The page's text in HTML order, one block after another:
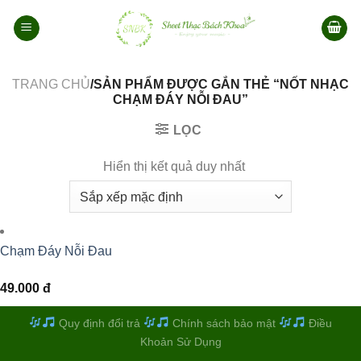
qua
TRANG CHỦ/SẢN PHẨM ĐƯỢC GẮN THẺ “NỐT NHẠC
CHẠM ĐÁY NỖI ĐAU”
LỌC
Hiển thị kết quả duy nhất
Chạm Đáy Nỗi Đau
49.000 đ
Quy định đổi trả Chính sách bảo mật
Điều
Khoản Sử Dụng